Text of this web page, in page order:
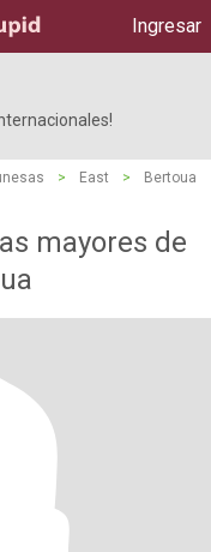
Ingresar
> East >
Bertoua
mayores de